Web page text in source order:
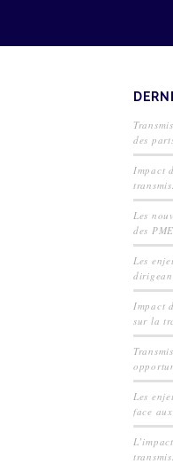
des
Impact
Les
des
Les
Impact
sur la
Les
face